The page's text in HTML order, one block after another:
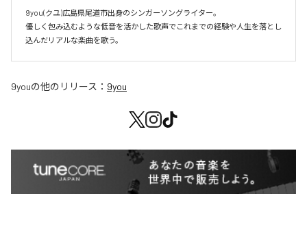
9you(クユ)広島県尾道市出身のシンガーソングライター。
優しく包み込むような低音を活かした歌声でこれまでの経験や人生を落とし
込んだリアルな楽曲を歌う。
9youの他のリリース： 9you